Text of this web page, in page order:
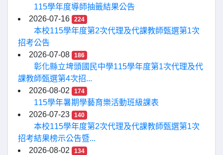
115學年度導師抽籤結果公告
2026-07-16
224
本校115學年度第2次代理及代課教師甄選第1次
招考公告
2026-07-08
186
彰化縣立埤頭國民中學115學年度第1次代理及代
課教師甄選第4次招...
2026-08-02
174
115學年暑期學藝育樂活動班級課表
2026-07-23
140
本校115學年度第2次代理及代課教師甄選第1次
招考結果榜示公告暨...
2026-08-02
134